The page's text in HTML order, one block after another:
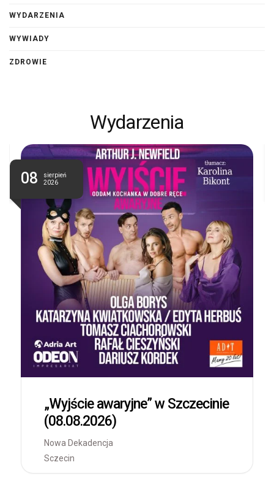
WYDARZENIA
WYWIADY
ZDROWIE
Wydarzenia
08
sierpień
2026
„Wyjście awaryjne” w Szczecinie
(08.08.2026)
Nowa Dekadencja
Sczecin